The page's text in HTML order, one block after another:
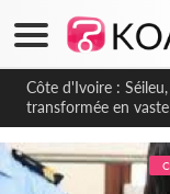
Côte d'Ivoire :
transformée en
dépigmentants